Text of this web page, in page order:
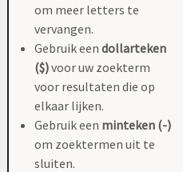
om meer letters te
vervangen.
Gebruik een dollarteken
($)voor uw zoekterm
voor resultaten die op
elkaar lijken.
Gebruik een minteken (-)
om zoektermen uit te
sluiten.